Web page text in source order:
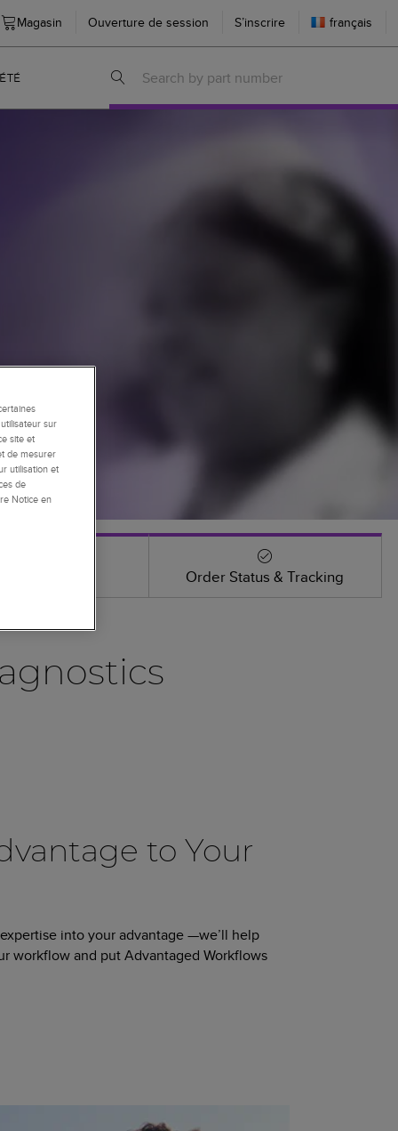
Magasin Ouverture de session S’inscrire français
Order Status & Tracking
to Your
into your advantage —we’ll help
workflow and put Advantaged Workflows
sur
site et
de mesurer
utilisation et
de
Notice en